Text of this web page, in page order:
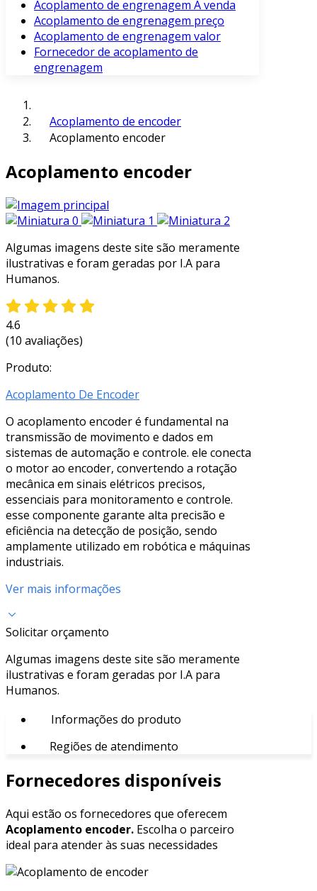
Acoplamento de engrenagem À venda
Acoplamento de engrenagem preço
Acoplamento de engrenagem valor
Fornecedor de acoplamento de
engrenagem
Acoplamento de encoder
Acoplamento encoder
Acoplamento encoder
Algumas imagens deste site são meramente
ilustrativas e foram geradas por I.A para
Humanos.
4.6
(10 avaliações)
Produto:
Acoplamento De Encoder
O acoplamento encoder é fundamental na
transmissão de movimento e dados em
sistemas de automação e controle. ele conecta
o motor ao encoder, convertendo a rotação
mecânica em sinais elétricos precisos,
essenciais para monitoramento e controle.
esse componente garante alta precisão e
eficiência na detecção de posição, sendo
amplamente utilizado em robótica e máquinas
industriais.
Ver mais informações
Solicitar orçamento
Algumas imagens deste site são meramente
ilustrativas e foram geradas por I.A para
Humanos.
Informações do produto
Regiões de atendimento
Fornecedores disponíveis
Aqui estão os fornecedores que oferecem
Acoplamento encoder. Escolha o parceiro
ideal para atender às suas necessidades